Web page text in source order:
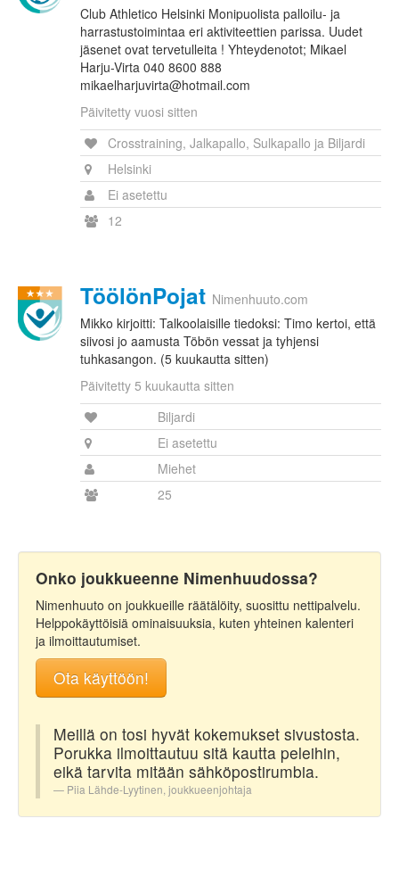
Club Athletico Helsinki Monipuolista palloilu- ja
harrastustoimintaa eri aktiviteettien parissa. Uudet
jäsenet ovat tervetulleita ! Yhteydenotot; Mikael
Harju-Virta 040 8600 888
mikaelharjuvirta@hotmail.com
Päivitetty vuosi sitten
Crosstraining, Jalkapallo, Sulkapallo ja Biljardi
Helsinki
Ei asetettu
12
TöölönPojat Nimenhuuto.com
Mikko kirjoitti: Talkoolaisille tiedoksi: Timo kertoi, että
siivosi jo aamusta Töbön vessat ja tyhjensi
tuhkasangon. (5 kuukautta sitten)
Päivitetty 5 kuukautta sitten
Biljardi
Ei asetettu
Miehet
25
Onko joukkueenne Nimenhuudossa?
Nimenhuuto on joukkueille räätälöity, suosittu nettipalvelu.
Helppokäyttöisiä ominaisuuksia, kuten yhteinen kalenteri
ja ilmoittautumiset.
Ota käyttöön!
Meillä on tosi hyvät kokemukset sivustosta.
Porukka ilmoittautuu sitä kautta peleihin,
eikä tarvita mitään sähköpostirumbia.
Piia Lähde-Lyytinen, joukkueenjohtaja